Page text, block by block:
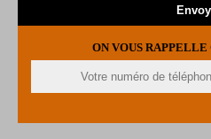
ON VOUS